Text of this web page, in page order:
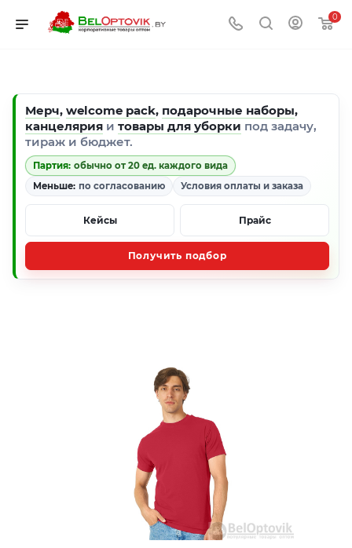
0
Мерч, welcome pack, подарочные наборы,
канцелярия и товары для уборки под задачу,
тираж и бюджет.
Партия: обычно от 20 ед. каждого вида
Меньше: по согласованию Условия оплаты и заказа
Кейсы Прайс
Получить подбор